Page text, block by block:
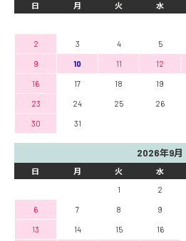
日 月 火 水
2 3 4 5
9 10 11 12
16 17 18 19
23 24 25 26
30 31
2026年9月
日 月 火 水
1
2
6 7 8 9
13 14 15 16